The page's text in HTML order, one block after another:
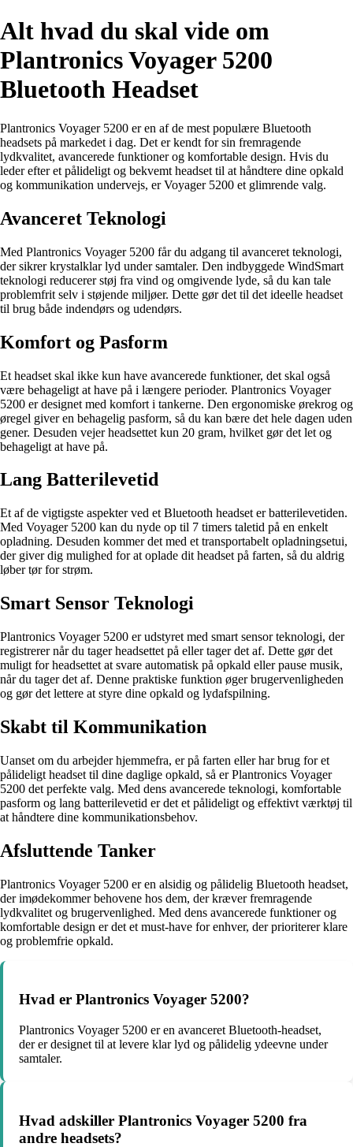
Alt hvad du skal vide om
Plantronics Voyager 5200
Bluetooth Headset
Plantronics Voyager 5200 er en af de mest populære Bluetooth
headsets på markedet i dag. Det er kendt for sin fremragende
lydkvalitet, avancerede funktioner og komfortable design. Hvis du
leder efter et pålideligt og bekvemt headset til at håndtere dine opkald
og kommunikation undervejs, er Voyager 5200 et glimrende valg.
Avanceret Teknologi
Med Plantronics Voyager 5200 får du adgang til avanceret teknologi,
der sikrer krystalklar lyd under samtaler. Den indbyggede WindSmart
teknologi reducerer støj fra vind og omgivende lyde, så du kan tale
problemfrit selv i støjende miljøer. Dette gør det til det ideelle headset
til brug både indendørs og udendørs.
Komfort og Pasform
Et headset skal ikke kun have avancerede funktioner, det skal også
være behageligt at have på i længere perioder. Plantronics Voyager
5200 er designet med komfort i tankerne. Den ergonomiske ørekrog og
øregel giver en behagelig pasform, så du kan bære det hele dagen uden
gener. Desuden vejer headsettet kun 20 gram, hvilket gør det let og
behageligt at have på.
Lang Batterilevetid
Et af de vigtigste aspekter ved et Bluetooth headset er batterilevetiden.
Med Voyager 5200 kan du nyde op til 7 timers taletid på en enkelt
opladning. Desuden kommer det med et transportabelt opladningsetui,
der giver dig mulighed for at oplade dit headset på farten, så du aldrig
løber tør for strøm.
Smart Sensor Teknologi
Plantronics Voyager 5200 er udstyret med smart sensor teknologi, der
registrerer når du tager headsettet på eller tager det af. Dette gør det
muligt for headsettet at svare automatisk på opkald eller pause musik,
når du tager det af. Denne praktiske funktion øger brugervenligheden
og gør det lettere at styre dine opkald og lydafspilning.
Skabt til Kommunikation
Uanset om du arbejder hjemmefra, er på farten eller har brug for et
pålideligt headset til dine daglige opkald, så er Plantronics Voyager
5200 det perfekte valg. Med dens avancerede teknologi, komfortable
pasform og lang batterilevetid er det et pålideligt og effektivt værktøj til
at håndtere dine kommunikationsbehov.
Afsluttende Tanker
Plantronics Voyager 5200 er en alsidig og pålidelig Bluetooth headset,
der imødekommer behovene hos dem, der kræver fremragende
lydkvalitet og brugervenlighed. Med dens avancerede funktioner og
komfortable design er det et must-have for enhver, der prioriterer klare
og problemfrie opkald.
Hvad er Plantronics Voyager 5200?
Plantronics Voyager 5200 er en avanceret Bluetooth-headset,
der er designet til at levere klar lyd og pålidelig ydeevne under
samtaler.
Hvad adskiller Plantronics Voyager 5200 fra
andre headsets?